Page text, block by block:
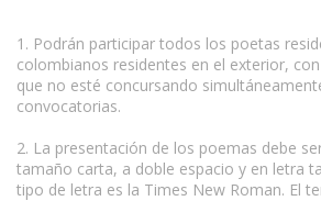
1. Podrán participar todos los poetas
colombianos residentes en el exterior,
que no esté concursando
convocatorias.
2. La presentación de los poemas debe
tamaño carta, a doble espacio y en letra
tipo de letra es la Times New Roman. El